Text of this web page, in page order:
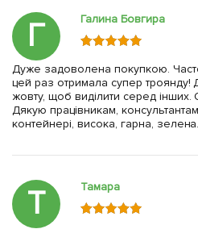
Г Галина Бовгира
Дуже задоволена покупкою.
цей раз отримала супер троянду!
жовту, щоб виділити серед інших.
Дякую працівникам,
контейнері, висока, гарна, зелена.
Т Тамара